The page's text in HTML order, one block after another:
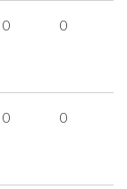
0 0
0 0